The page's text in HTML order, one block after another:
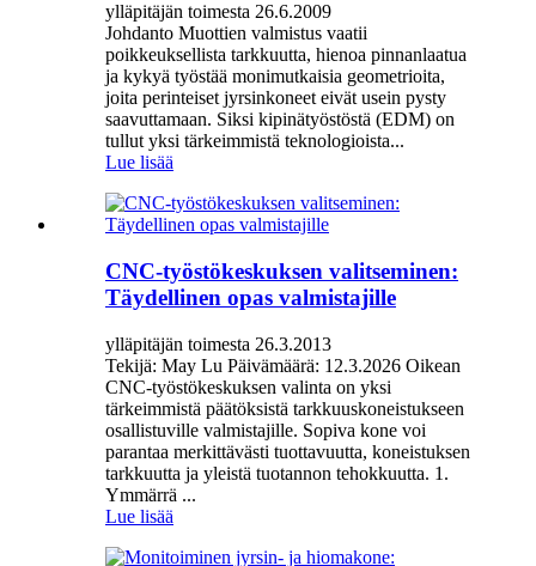
ylläpitäjän toimesta 26.6.2009
Johdanto Muottien valmistus vaatii
poikkeuksellista tarkkuutta, hienoa pinnanlaatua
ja kykyä työstää monimutkaisia ​​geometrioita,
joita perinteiset jyrsinkoneet eivät usein pysty
saavuttamaan. Siksi kipinätyöstöstä (EDM) on
tullut yksi tärkeimmistä teknologioista...
Lue lisää
CNC-työstökeskuksen valitseminen:
Täydellinen opas valmistajille
ylläpitäjän toimesta 26.3.2013
Tekijä: May Lu Päivämäärä: 12.3.2026 Oikean
CNC-työstökeskuksen valinta on yksi
tärkeimmistä päätöksistä tarkkuuskoneistukseen
osallistuville valmistajille. Sopiva kone voi
parantaa merkittävästi tuottavuutta, koneistuksen
tarkkuutta ja yleistä tuotannon tehokkuutta. 1.
Ymmärrä ...
Lue lisää